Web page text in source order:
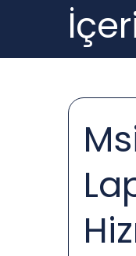
content